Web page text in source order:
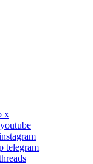
x
telegram